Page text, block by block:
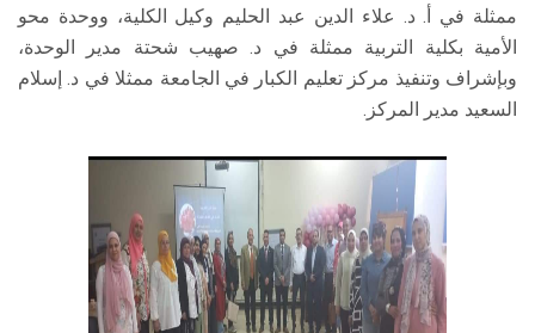
ممثلة في أ. د. علاء الدين عبد الحليم وكيل الكلية، ووحدة محو
الأمية بكلية التربية ممثلة في د. صهيب شحتة مدير الوحدة،
وبإشراف وتنفيذ مركز تعليم الكبار في الجامعة ممثلا في د. إسلام
السعيد مدير المركز.